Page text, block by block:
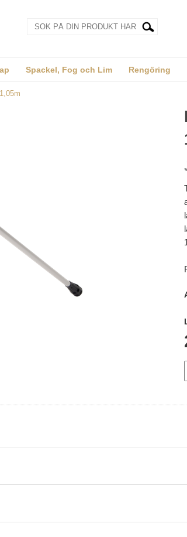
Spackel, Fog och Lim Rengöring